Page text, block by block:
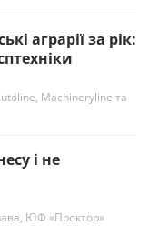
аграрії за рік:
Machineryline та
і не
ЮФ «Проктор»